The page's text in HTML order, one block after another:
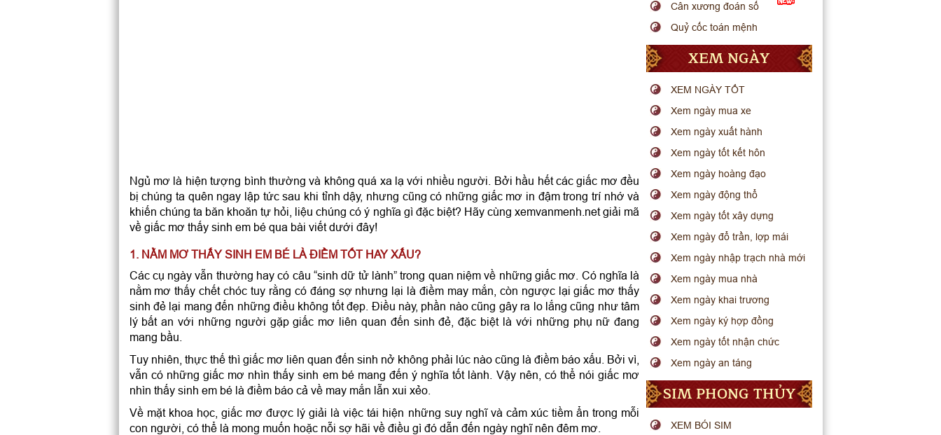
Ngủ mơ là hiện tượng bình thường và không quá xa lạ với nhiều người. Bởi hầu hết các giấc mơ đều
bị chúng ta quên ngay lập tức sau khi tỉnh dậy, nhưng cũng có những giấc mơ in đậm trong trí nhớ và
khiến chúng ta băn khoăn tự hỏi, liệu chúng có ý nghĩa gì đặc biệt? Hãy cùng xemvanmenh.net giải mã
về giấc mơ thấy sinh em bé qua bài viết dưới đây!
1. NẰM MƠ THẤY SINH EM BÉ LÀ ĐIỀM TỐT HAY XẤU?
Các cụ ngày vẫn thường hay có câu “sinh dữ tử lành” trong quan niệm về những giấc mơ. Có nghĩa là
nằm mơ thấy chết chóc tuy rằng có đáng sợ nhưng lại là điềm may mắn, còn ngược lại giấc mơ thấy
sinh đẻ lại mang đến những điều không tốt đẹp. Điều này, phần nào cũng gây ra lo lắng cũng như tâm
lý bất an với những người gặp giấc mơ liên quan đến sinh đẻ, đặc biệt là với những phụ nữ đang
mang bầu.
Tuy nhiên, thực thế thì giấc mơ liên quan đến sinh nở không phải lúc nào cũng là điềm báo xấu. Bởi vì,
vẫn có những giấc mơ nhìn thấy sinh em bé mang đến ý nghĩa tốt lành. Vậy nên, có thể nói giấc mơ
nhìn thấy sinh em bé là điềm báo cả về may mắn lẫn xui xẻo.
Về mặt khoa học, giấc mơ được lý giải là việc tái hiện những suy nghĩ và cảm xúc tiềm ẩn trong mỗi
con người, có thể là mong muốn hoặc nỗi sợ hãi về điều gì đó dẫn đến ngày nghĩ nên đêm mơ.
Cân xương đoán số
Quỷ cốc toán mệnh
XEM NGÀY
XEM NGÀY TỐT
Xem ngày mua xe
Xem ngày xuất hành
Xem ngày tốt kết hôn
Xem ngày hoàng đạo
Xem ngày động thổ
Xem ngày tốt xây dựng
Xem ngày đổ trần, lợp mái
Xem ngày nhập trạch nhà mới
Xem ngày mua nhà
Xem ngày khai trương
Xem ngày ký hợp đồng
Xem ngày tốt nhận chức
Xem ngày an táng
SIM PHONG THỦY
XEM BÓI SIM